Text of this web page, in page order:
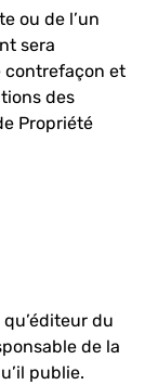
ou de l’un
sera
contrefaçon et
des
Propriété
du
de la
publie.